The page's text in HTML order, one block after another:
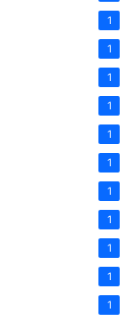
1
1
1
1
1
1
1
1
1
1
1